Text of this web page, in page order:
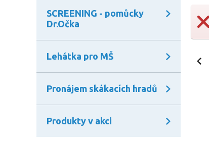
SCREENING - pomůcky
Dr.Očka
Lehátka pro MŠ
Pronájem skákacích hradů
Produkty v akci